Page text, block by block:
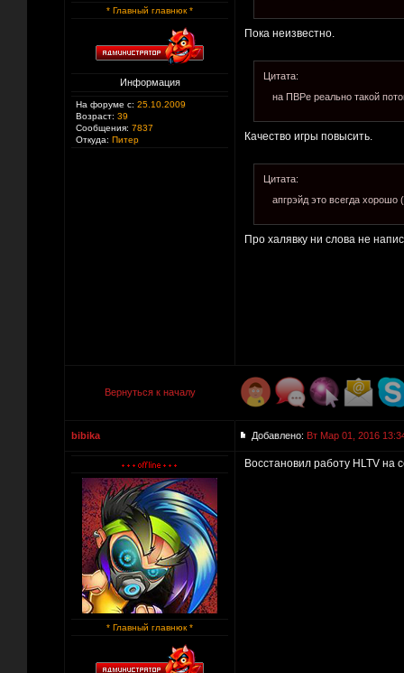
* Главный главнюк *
Информация
На форуме с: 25.10.2009
Возраст: 39
Сообщения: 7837
Откуда: Питер
Пока неизвестно.
Цитата:
на ПВРе реально такой
Качество игры повысить.
Цитата:
апгрэйд это всегда хорошо
Про халявку ни слова не
Вернуться к началу
bibika Добавлено: Вт Мар 01, 2016
* Главный главнюк *
Восстановил работу HLTV на